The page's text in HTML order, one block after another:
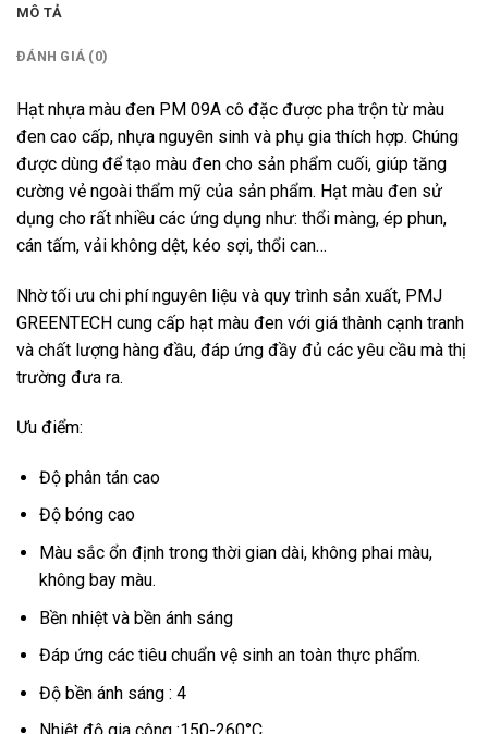
MÔ TẢ
ĐÁNH GIÁ (0)
Hạt nhựa màu đen PM 09A cô đặc được pha trộn từ màu
đen cao cấp, nhựa nguyên sinh và phụ gia thích hợp. Chúng
được dùng để tạo màu đen cho sản phẩm cuối, giúp tăng
cường vẻ ngoài thẩm mỹ của sản phẩm. Hạt màu đen sử
dụng cho rất nhiều các ứng dụng như: thổi màng, ép phun,
cán tấm, vải không dệt, kéo sợi, thổi can…
Nhờ tối ưu chi phí nguyên liệu và quy trình sản xuất, PMJ
GREENTECH cung cấp hạt màu đen với giá thành cạnh tranh
và chất lượng hàng đầu, đáp ứng đầy đủ các yêu cầu mà thị
trường đưa ra.
Ưu điểm:
Độ phân tán cao
Độ bóng cao
Màu sắc ổn định trong thời gian dài, không phai màu,
không bay màu.
Bền nhiệt và bền ánh sáng
Đáp ứng các tiêu chuẩn vệ sinh an toàn thực phẩm.
Độ bền ánh sáng : 4